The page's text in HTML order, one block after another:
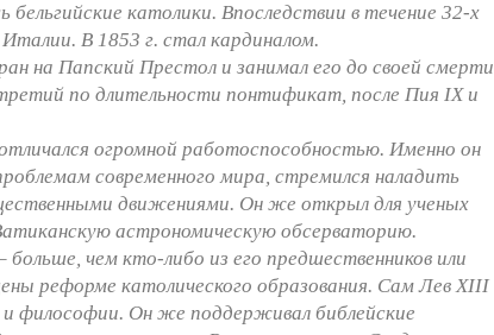
католики. Впоследствии в течение 32-х
В 1853 г. стал кардиналом.
на Папский Престол и занимал его до своей смерти
по длительности понтификат, после Пия IX и
огромной работоспособностью. Именно он
современного мира, стремился наладить
движениями. Он же открыл для ученых
астрономическую обсерваторию.
чем кто-либо из его предшественников или
реформе католического образования. Сам Лев XIII
и философии. Он же поддерживал библейские